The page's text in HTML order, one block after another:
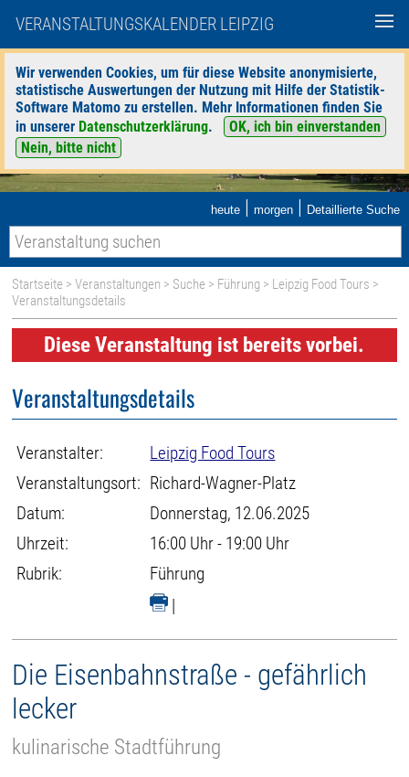
VERANSTALTUNGSKALENDER LEIPZIG
Wir verwenden Cookies, um für diese Website anonymisierte,
statistische Auswertungen der Nutzung mit Hilfe der Statistik-
Software Matomo zu erstellen. Mehr Informationen finden Sie
in unserer Datenschutzerklärung.
OK, ich bin einverstanden
Nein, bitte nicht
heute | morgen | Detaillierte Suche
Startseite >Veranstaltungen > Suche > Führung > Leipzig Food Tours >
Veranstaltungsdetails
Diese Veranstaltung ist bereits vorbei.
Veranstaltungsdetails
Veranstalter:
Leipzig Food Tours
Veranstaltungsort: Richard-Wagner-Platz
Datum:
Donnerstag, 12.06.2025
Uhrzeit:
16:00 Uhr - 19:00 Uhr
Rubrik:
Führung
|
Die Eisenbahnstraße - gefährlich
lecker
kulinarische Stadtführung